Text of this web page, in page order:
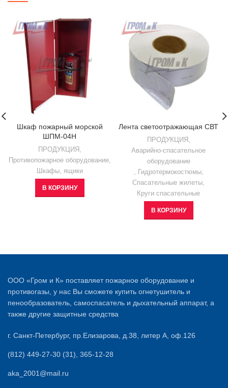
Шкаф пожарный морской
ШПМ-04Н
ПРОДУКЦИЯ ,
Противопожарное оборудование,
Шкафы, ящики
В КОРЗИНУ
Лента светоотражающая СВТ
ПРОДУКЦИЯ ,
Аварийно-спасательное
оборудование
, Гидротермокостюмы,
Спасательные жилеты,
Круги спасательные
В КОРЗИНУ
ООО «Гром и К» поставляет пожарное оборудование и
противогазы, у нас Вы сможете купить огнетушитель и
пенообразователь, самоспасатель и дыхательный аппарат, а
также другие защитные средства
г. Санкт-Петербург, пр.Елизарова, д.38, литер А, оф.126
(812) 449-27-30 (31), 365-12-28
aka_2001@mail.ru